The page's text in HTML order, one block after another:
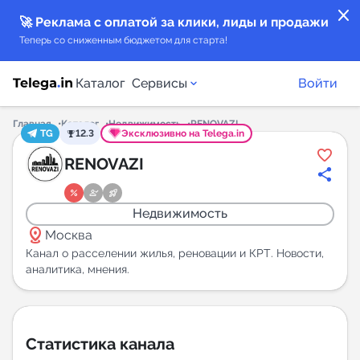
close
🚀 Реклама с оплатой за клики, лиды и продажи
Теперь со сниженным бюджетом для старта!
Каталог Сервисы
Каталог каналов
Каталог ботов
Горящие предложения
Индекс читаемости каналов в Telegram
New
New
Войти
Главная Каталог Недвижимость
RENOVAZI
TG
12.3 Эксклюзивно на Telega.in
RENOVAZI
Недвижимость
distance Москва
Канал о расселении жилья, реновации и КРТ. Новости,
аналитика, мнения.
Статистика канала